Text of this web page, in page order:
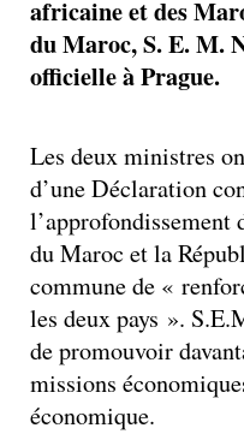
africaine et des
du Maroc, S. E. M.
officielle à Prague.
Les deux ministres
d’une Déclaration
l’approfondissement
du Maroc et la
commune de «
les deux pays ».
de promouvoir
missions
économique.